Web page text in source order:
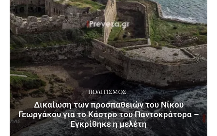
ΠΟΛΙΤΙΣΜΌΣ
Δικαίωση των προσπαθειών του Νίκου
Γεωργάκου για το Κάστρο του Παντοκράτορα –
Εγκρίθηκε η μελέτη